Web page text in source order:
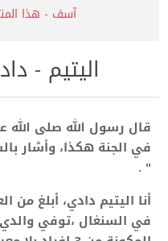
آسف - هذا
اليتيم - دادي -
قال رسول الله صلى الله
في الجنة هكذا، وأشار
" .
أنا اليتيم دادي، أبلغ من
في السنغال ،توفي والدي